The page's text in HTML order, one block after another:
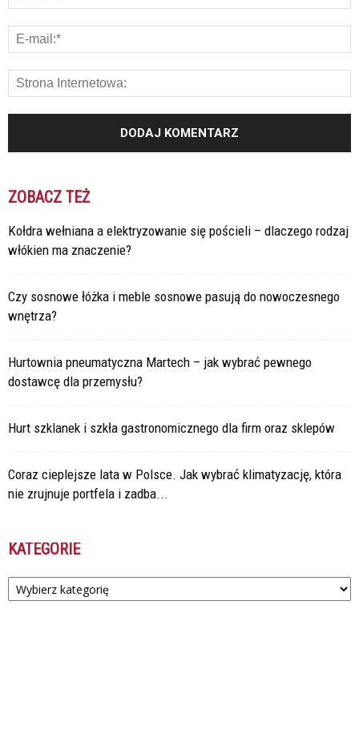
ZOBACZ TEŻ
Kołdra wełniana a elektryzowanie się pościeli – dlaczego rodzaj
włókien ma znaczenie?
Czy sosnowe łóżka i meble sosnowe pasują do nowoczesnego
wnętrza?
Hurtownia pneumatyczna Martech – jak wybrać pewnego
dostawcę dla przemysłu?
Hurt szklanek i szkła gastronomicznego dla firm oraz sklepów
Coraz cieplejsze lata w Polsce. Jak wybrać klimatyzację, która
nie zrujnuje portfela i zadba...
KATEGORIE
Kategorie